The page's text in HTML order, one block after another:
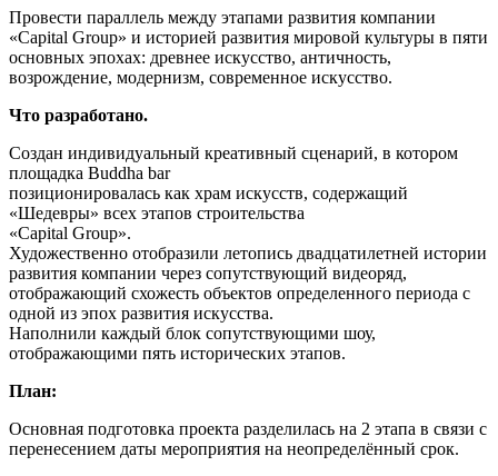
Провести параллель между этапами развития компании
«Capital Group» и историей развития мировой культуры в пяти
основных эпохах: древнее искусство, античность,
возрождение, модернизм, современное искусство.
Что разработано.
Создан индивидуальный креативный сценарий, в котором
площадка Buddha bar
позиционировалась как храм искусств, содержащий
«Шедевры» всех этапов строительства
«Capital Group».
Художественно отобразили летопись двадцатилетней истории
развития компании через сопутствующий видеоряд,
отображающий схожесть объектов определенного периода с
одной из эпох развития искусства.
Наполнили каждый блок сопутствующими шоу,
отображающими пять исторических этапов.
План:
Основная подготовка проекта разделилась на 2 этапа в связи с
перенесением даты мероприятия на неопределённый срок.